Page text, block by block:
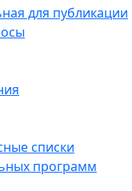
для публикации
списки
программ